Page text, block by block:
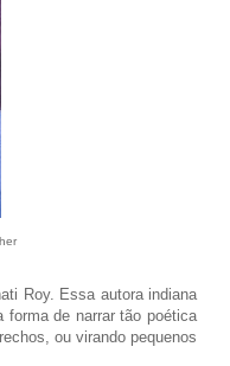
Roy. Essa autora indiana
forma de narrar tão poética
ou virando pequenos